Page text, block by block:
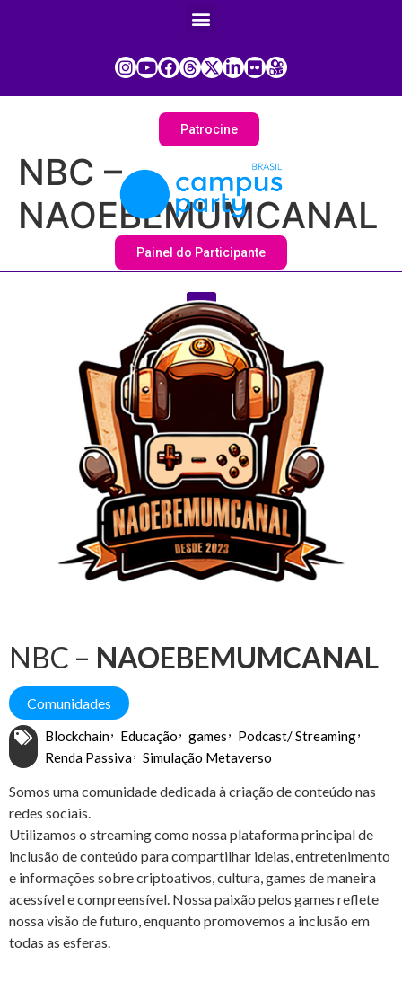
Patrocine
Painel do Participante
NBC –
NAOEBEMUMCANAL
NBC – NAOEBEMUMCANAL
Comunidades
Blockchain Educação games
Podcast/ Streaming
Renda Passiva
Simulação Metaverso
Somos uma comunidade dedicada à criação de conteúdo nas
redes sociais.
Utilizamos o streaming como nossa plataforma principal de
inclusão de conteúdo para compartilhar ideias, entretenimento
e informações sobre criptoativos, cultura, games de maneira
acessível e compreensível. Nossa paixão pelos games reflete
nossa visão de futuro, enquanto promovemos a inclusão em
todas as esferas.